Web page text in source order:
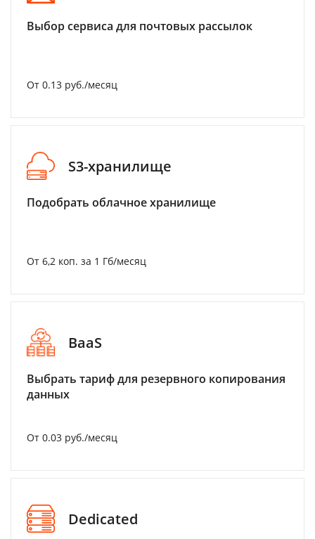
Выбор сервиса для почтовых рассылок
От 0.13 руб./месяц
S3-хранилище
Подобрать облачное хранилище
От 6,2 коп. за 1 Гб/месяц
BaaS
Выбрать тариф для резервного копирования
данных
От 0.03 руб./месяц
Dedicated